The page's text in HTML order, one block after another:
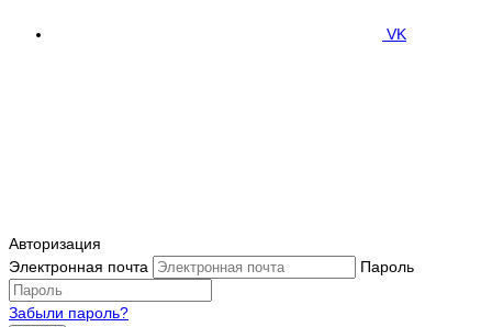
VK
Авторизация
Электронная почта
Пароль
Забыли пароль?